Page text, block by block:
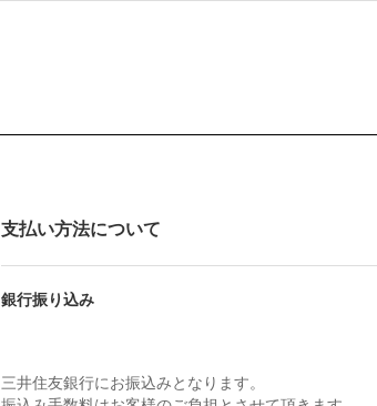
支払い方法について
銀行振り込み
三井住友銀行にお振込みとなります。